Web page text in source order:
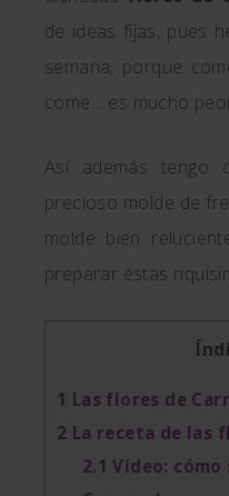
de ideas fijas, pues
semana, porque
come… es mucho
Así además tengo
precioso molde de
molde bien
preparar estas
1 Las flores de
2 La receta de las
2.1 Vídeo: cómo